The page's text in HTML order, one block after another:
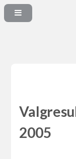
2005